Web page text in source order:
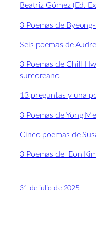
Beatriz Gómez (Ed.
3 Poemas de
Seis poemas de
3 Poemas de Chill
surcoreano
13 preguntas y una
3 Poemas de Yong
Cinco poemas de
3 Poemas de Eon
31 de julio de 2025